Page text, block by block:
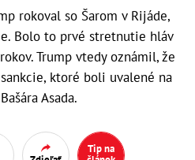
rokoval so Šarom v Rijáde,
Bolo to prvé stretnutie hláv
Trump vtedy oznámil, že
ktoré boli uvalené na
Asada.
Tip na